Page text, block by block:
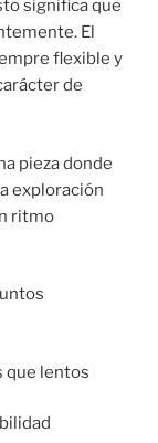
significa que
El
flexible y
de
pieza donde
exploración
ritmo
que lentos